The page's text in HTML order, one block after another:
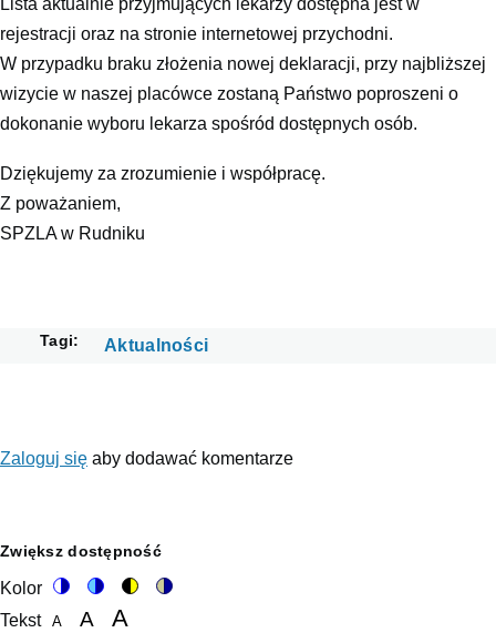
Lista aktualnie przyjmujących lekarzy dostępna jest w
rejestracji oraz na stronie internetowej przychodni.
W przypadku braku złożenia nowej deklaracji, przy najbliższej
wizycie w naszej placówce zostaną Państwo poproszeni o
dokonanie wyboru lekarza spośród dostępnych osób.
Dziękujemy za zrozumienie i współpracę.
Z poważaniem,
SPZLA w Rudniku
Tagi Aktualności
Zaloguj się aby dodawać komentarze
Zwiększ dostępność
Kolor
Tekst
A
A
A